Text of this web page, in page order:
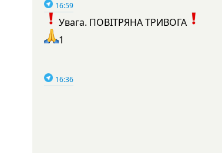
16:59
Увага. ПОВІТРЯНА ТРИВОГА
1
16:36